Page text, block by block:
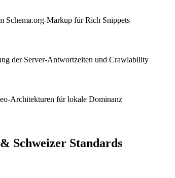
Schema.org-Markup für Rich Snippets
der Server-Antwortzeiten und Crawlability
Architekturen für lokale Dominanz
Schweizer Standards